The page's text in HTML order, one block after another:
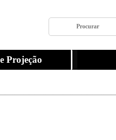
Projeção